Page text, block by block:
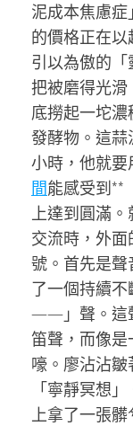
泥成本焦慮
的價格正在
引以為傲的
把被磨得光
底撈起一坨
發酵物。這
小時，他就
間能感受到**
上達到圓滿
交流時，外
號。首先是聲
了一個持續
——」聲。這
笛聲，而像
嚎。廖沾沾
「寧靜冥想
上拿了一張